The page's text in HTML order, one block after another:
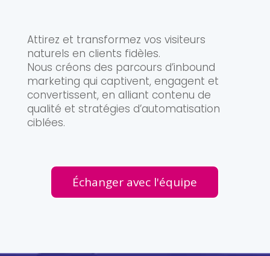
Attirez et transformez vos visiteurs
naturels en clients fidèles.
Nous créons des parcours d’inbound
marketing qui captivent, engagent et
convertissent, en alliant contenu de
qualité et stratégies d’automatisation
ciblées.
Échanger avec l'équipe